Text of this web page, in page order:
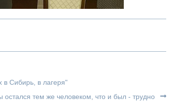
в Сибирь, в лагеря"
остался тем же человеком, что и был - трудно